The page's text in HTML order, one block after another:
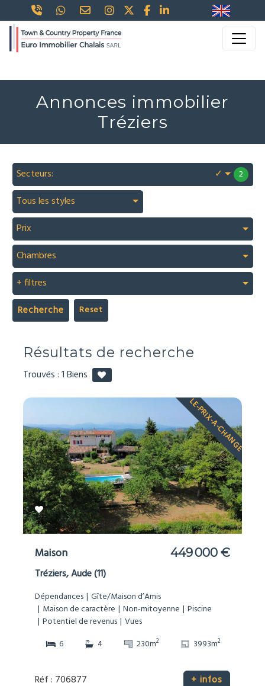
Annonces immobilier
Tréziers
Secteurs: ✓ 2
Tous les styles
Prix
Chambres
+ filtres
Recherche
Résultats de recherche
Trouvés :1Biens
LE-PRIX-A-CHANGE
Maison 449 000 €
Tréziers, Aude (11)
Dépendances Gîte/Maison d’Amis
Maison de caractère
Non-mitoyenne
Piscine
Potentiel de revenus Vues
6
4 230m2 3993m2
Réf : 706877 + infos